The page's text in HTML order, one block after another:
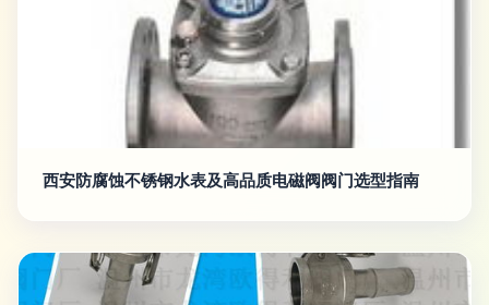
西安防腐蚀不锈钢水表及高品质电磁阀阀门选型指南